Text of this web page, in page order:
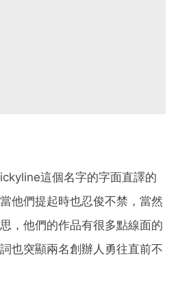
這個名字的字面直譯的
他們提起時也忍俊不禁，當然
，他們的作品有很多點線面的
也突顯兩名創辦人勇往直前不